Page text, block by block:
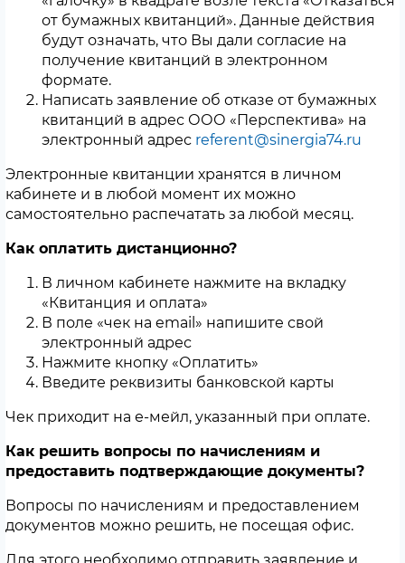
от бумажных квитанций». Данные действия
будут означать, что Вы дали согласие на
получение квитанций в электронном
формате.
Написать заявление об отказе от бумажных
квитанций в адрес ООО «Перспектива» на
электронный адрес referent@sinergia74.ru
Электронные квитанции хранятся в личном
кабинете и в любой момент их можно
самостоятельно распечатать за любой месяц.
Как оплатить дистанционно?
В личном кабинете нажмите на вкладку
«Квитанция и оплата»
В поле «чек на email» напишите свой
электронный адрес
Нажмите кнопку «Оплатить»
Введите реквизиты банковской карты
Чек приходит на е-мейл, указанный при оплате.
Как решить вопросы по начислениям и
предоставить подтверждающие документы?
Вопросы по начислениям и предоставлением
документов можно решить, не посещая офис.